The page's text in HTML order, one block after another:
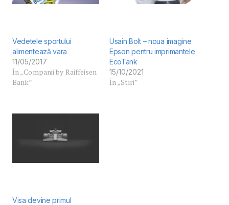
Vedetele sportului
alimentează vara
11/05/2017
În „Companii by Raiffeisen
Bank”
Usain Bolt – noua imagine
Epson pentru imprimantele
EcoTank
15/10/2021
În „Stiri”
Visa devine primul